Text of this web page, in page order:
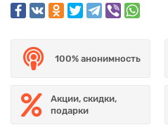
100% анонимность
Акции, скидки,
подарки